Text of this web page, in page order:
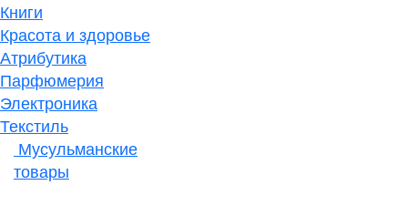
Книги
Красота и здоровье
Атрибутика
Парфюмерия
Электроника
Текстиль
Мусульманские
товары